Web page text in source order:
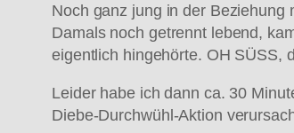
Noch ganz jung in der
Damals noch getrennt lebend,
eigentlich hingehörte. OH SÜSS,
Leider habe ich dann ca. 30
Diebe-Durchwühl-Aktion